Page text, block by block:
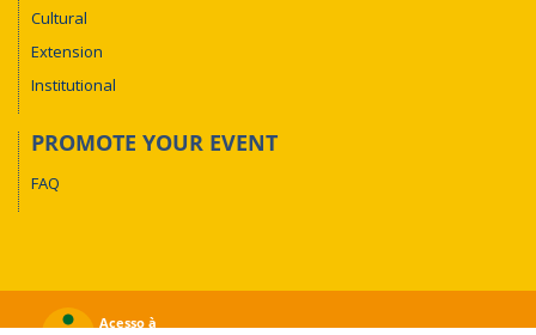
Cultural
Extension
Institutional
PROMOTE YOUR EVENT
FAQ